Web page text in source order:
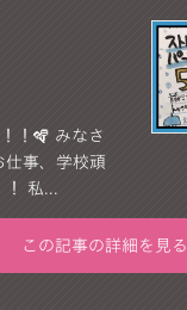
！🪇 みなさ
仕事、学校頑
！ 私...
この記事の詳細を見る